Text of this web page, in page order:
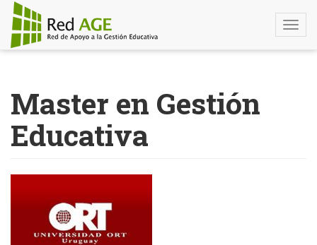
contenido
principal
Master en Gestión
Educativa